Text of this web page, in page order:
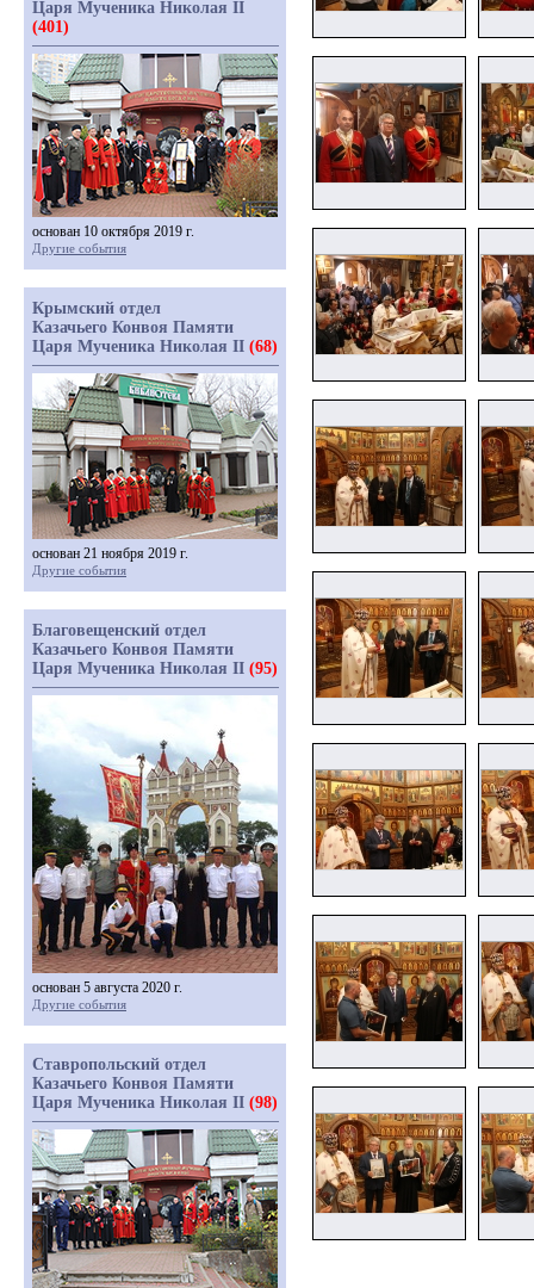
Царя Мученика Николая II
(401)
основан 10 октября 2019 г.
Другие события
Крымский отдел
Казачьего Конвоя Памяти
Царя Мученика Николая II (68)
основан 21 ноября 2019 г.
Другие события
Благовещенский отдел
Казачьего Конвоя Памяти
Царя Мученика Николая II (95)
основан 5 августа 2020 г.
Другие события
Ставропольский отдел
Казачьего Конвоя Памяти
Царя Мученика Николая II (98)